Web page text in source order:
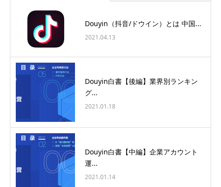
Douyin（抖音/ドウイン）とは 中国...
2021.04.13
Douyin白書【後編】業界別ランキン
グ...
2021.01.18
Douyin白書【中編】企業アカウント
運...
2021.01.14